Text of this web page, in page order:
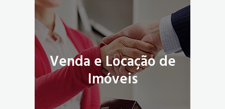
Venda e Locação de
Imóveis